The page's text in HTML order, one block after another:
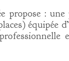
propose :
équipée